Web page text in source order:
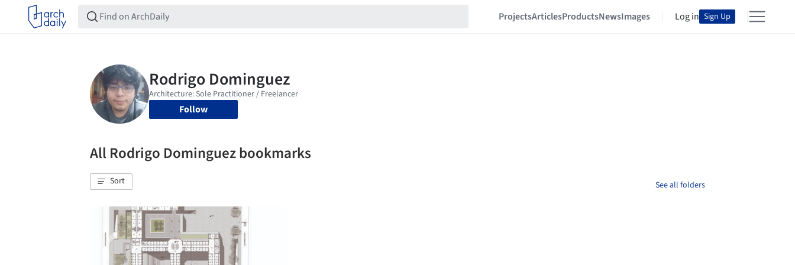
ProjectsArticlesProductsNewsImages Log in Sign Up
Follow
All Rodrigo Dominguez bookmarks
Sort See all folders